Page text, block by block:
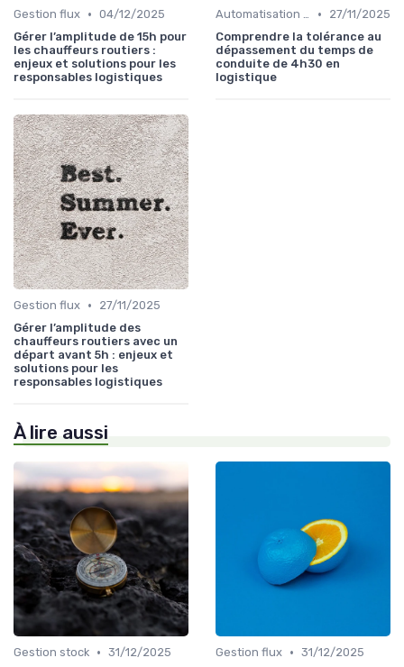
Gestion flux • 04/12/2025
Gérer l’amplitude de 15h pour
les chauffeurs routiers :
enjeux et solutions pour les
responsables logistiques
Automatisation processus •
27/11/2025
Comprendre la tolérance au
dépassement du temps de
conduite de 4h30 en
logistique
Gestion flux •
27/11/2025
Gérer l’amplitude des
chauffeurs routiers avec un
départ avant 5h : enjeux et
solutions pour les
responsables logistiques
À lire aussi
Gestion stock • 31/12/2025
Gestion flux • 31/12/2025